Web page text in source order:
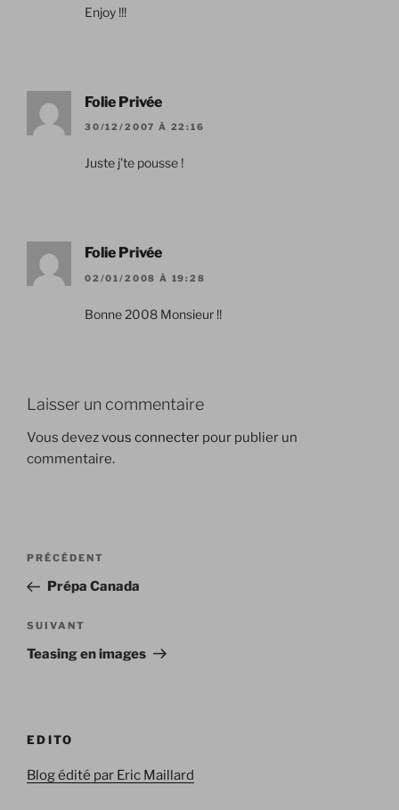
Enjoy !!!
Folie Privée
30/12/2007 À 22:16
Juste j’te pousse !
Folie Privée
02/01/2008 À 19:28
Bonne 2008 Monsieur !!
Laisser un commentaire
Vous devezvous connecter pour publier un
commentaire.
Navigation
l’article
Article
précédent
PRÉCÉDENT
Prépa Canada
Article
suivant
SUIVANT
Teasing en images
EDITO
Blog édité par Eric Maillard